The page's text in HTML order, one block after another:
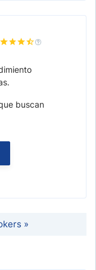
buscan
»